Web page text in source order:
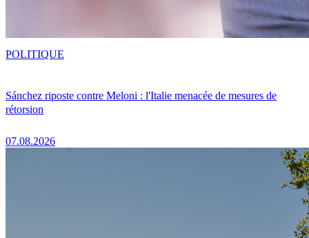
Sánchez riposte contre Meloni : l'Italie menacée de mesures de
rétorsion
07.08.2026
POLITIQUE